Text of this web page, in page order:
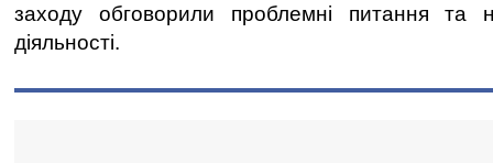
заходу обговорили проблемні питання та
діяльності.